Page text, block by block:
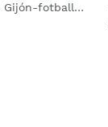
Offisielle Real Sporting de Gijón-fotballsokker for voksne